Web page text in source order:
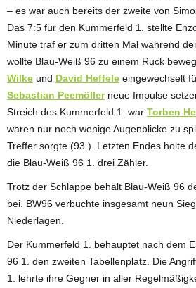
– es war auch bereits der zweite von
Das 7:5 für den Kummerfeld 1. stellte
Minute traf er zum dritten Mal während
wollte Blau-Weiß 96 zu einem Ruck
Wilke und David Heffele eingewechselt
Sebastian Peemöllerneue Impulse
Streich des Kummerfeld 1. war Torben
waren nur noch wenige Augenblicke zu
Treffer sorgte (93.). Letzten Endes holte
die Blau-Weiß 96 1. drei Zähler.
Trotz der Schlappe behält Blau-Weiß 96
bei. BW96 verbuchte insgesamt neun
Niederlagen.
Der Kummerfeld 1. behauptet nach dem
96 1. den zweiten Tabellenplatz. Die
1. lehrte ihre Gegner in aller